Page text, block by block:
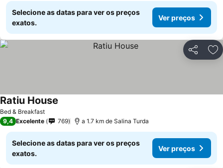
Selecione as datas para ver os preços
exatos.
Ver preços
Partilhar
Bed & Breakfast
Ratiu House
9,4 Excelente 769 a 1.7 km de Salina Turda
Selecione as datas para ver os preços
exatos.
Ver preços